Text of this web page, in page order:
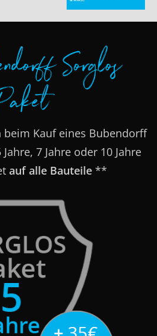
Sorglos
beim Kauf eines Bubendorff
7 Jahre oder 10 Jahre
auf alle Bauteile **